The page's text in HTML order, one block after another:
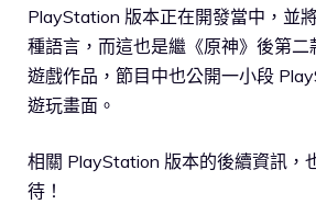
PlayStation 版本正在開發當中，並
種語言，而這也是繼《原神》後第二
遊戲作品，節目中也公開一小段
遊玩畫面。
相關 PlayStation 版本的後續資訊，
待！